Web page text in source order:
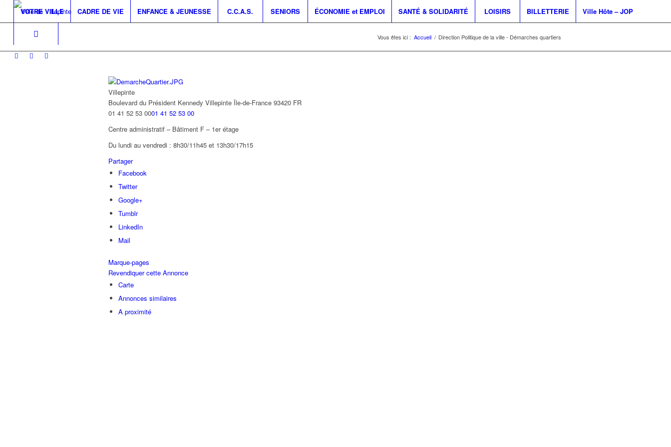
VOTRE VILLE CADRE DE VIE ENFANCE & JEUNESSE C.C.A.S. SENIORS ÉCONOMIE et EMPLOI SANTÉ & SOLIDARITÉ LOISIRS BILLETTERIE Ville Hôte – JOP
Vous êtes ici : Accueil / Direction Politique de la ville - Démarches quartiers
Villepinte
Boulevard du Président Kennedy Villepinte Île-de-France 93420 FR
01 41 52 53 0001 41 52 53 00
Centre administratif – Bâtiment F – 1er étage
Du lundi au vendredi : 8h30/11h45 et 13h30/17h15
Partager
Facebook
Twitter
Google+
Tumblr
LinkedIn
Mail
Marque-pages
Revendiquer cette Annonce
Carte
Annonces similaires
A proximité